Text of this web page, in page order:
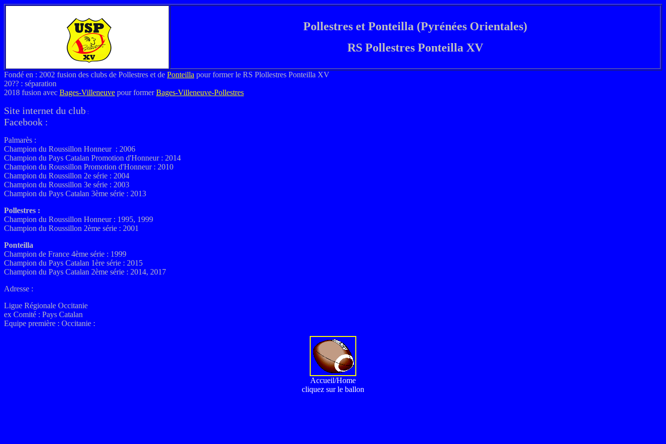
Pollestres et Ponteilla (Pyrénées Orientales)
RS Pollestres Ponteilla XV
Fondé en : 2002 fusion des clubs de Pollestres et de Ponteilla pour former le RS Plollestres Ponteilla XV
20?? : séparation
2018 fusion avec Bages-Villeneuve pour formerBages-Villeneuve-Pollestres
Site internet du club :
Facebook :
Palmarès :
Champion du Roussillon Honneur : 2006
Champion du Pays Catalan Promotion d'Honneur : 2014
Champion du Roussillon Promotion d'Honneur : 2010
Champion du Roussillon 2e série : 2004
Champion du Roussillon 3e série : 2003
Champion du Pays Catalan 3ème série : 2013
Pollestres :
Champion du Roussillon Honneur : 1995, 1999
Champion du Roussillon 2ème série : 2001
Ponteilla
Champion de France 4ème série : 1999
Champion du Pays Catalan 1ère série : 2015
Champion du Pays Catalan 2ème série : 2014, 2017
Adresse :
Ligue Régionale Occitanie
ex Comité : Pays Catalan
Equipe première : Occitanie :
Accueil/Home
cliquez sur le ballon